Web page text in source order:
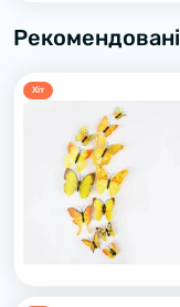
Хiт